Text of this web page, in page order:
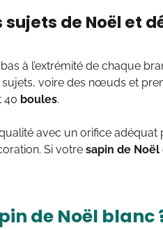
de Noël et
à l’extrémité de chaque
voire des nœuds et
40 boules.
avec un orifice adéquat
Si votre sapin de Noël
de Noël blanc